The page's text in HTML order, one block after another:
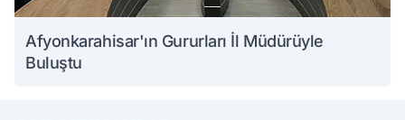
Afyonkarahisar'ın Gururları İl Müdürüyle
Buluştu